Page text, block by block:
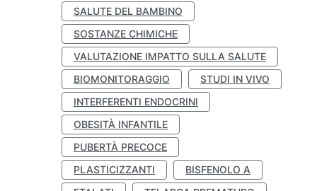
SALUTE DEL BAMBINO
SOSTANZE CHIMICHE
VALUTAZIONE IMPATTO SULLA SALUTE
BIOMONITORAGGIO
STUDI IN VIVO
INTERFERENTI ENDOCRINI
OBESITÀ INFANTILE
PUBERTÀ PRECOCE
PLASTICIZZANTI
BISFENOLO A